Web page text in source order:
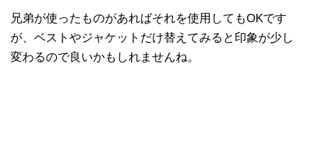
兄弟が使ったものがあればそれを使用してもOKです
が、ベストやジャケットだけ替えてみると印象が少し
変わるので良いかもしれませんね。